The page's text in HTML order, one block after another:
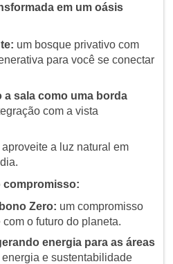
em um oásis
um bosque privativo com
para você se conectar
sala como uma borda
com a vista
aproveite a luz natural em
compromisso:
Zero: um compromisso
o futuro do planeta.
energia para as áreas
e sustentabilidade